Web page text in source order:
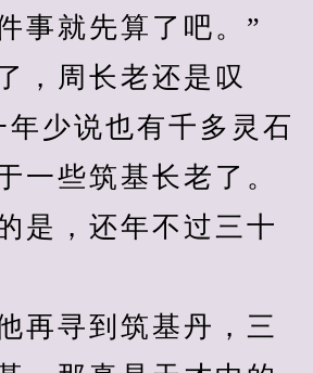
事就先算了吧。”
周长老还是叹
年少说也有千多灵石
一些筑基长老了。
，还年不过三十
寻到筑基丹，三